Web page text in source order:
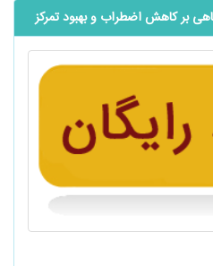
بر کاهش اضطراب و بهبود تمرکز